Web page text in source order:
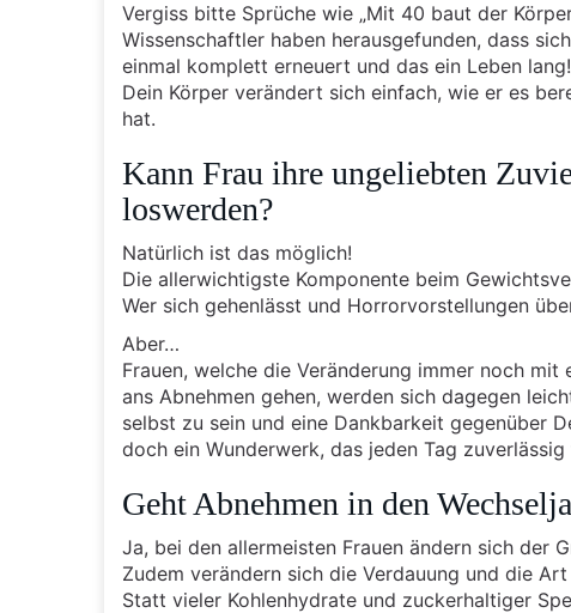
Vergiss bitte Sprüche wie „Mit 40 baut der
Wissenschaftler haben herausgefunden, dass
einmal komplett erneuert und das ein Leben lang!
Dein Körper verändert sich einfach, wie er es
hat.
Kann Frau ihre ungeliebten
loswerden?
Natürlich ist das möglich!
Die allerwichtigste Komponente beim
Wer sich gehenlässt und Horrorvorstellungen
Aber…
Frauen, welche die Veränderung immer noch
ans Abnehmen gehen, werden sich dagegen
selbst zu sein und eine Dankbarkeit gegenüber
doch ein Wunderwerk, das jeden Tag
Geht Abnehmen in den
Ja, bei den allermeisten Frauen ändern sich der
Zudem verändern sich die Verdauung und die
Statt vieler Kohlenhydrate und zuckerhaltiger